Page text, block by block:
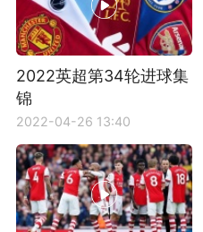
2022英超第34轮进球集
锦
2022-04-26 13:40